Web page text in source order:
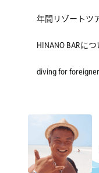
年間リゾートツ
HINANO BARに
diving for